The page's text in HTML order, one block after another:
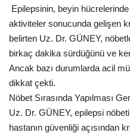
Yaşam
İletişim
Sağlık
Kültür Sanat
Epilepsinin, beyin
aktiviteler sonucunda gelişen
belirten Uz. Dr. GÜNEY,
birkaç dakika sürdüğünü ve
Ancak bazı durumlarda acil
dikkat çekti.
Nöbet Sırasında Yapılması
Uz. Dr. GÜNEY, epilepsi
hastanın güvenliği açısından